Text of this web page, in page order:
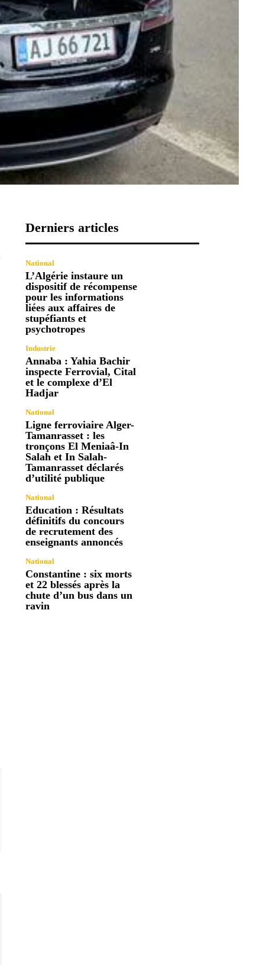
Derniers articles
National
L’Algérie instaure un
dispositif de récompense
pour les informations
liées aux affaires de
stupéfiants et
psychotropes
Industrie
Annaba : Yahia Bachir
inspecte Ferrovial, Cital
et le complexe d’El
Hadjar
National
Ligne ferroviaire Alger-
Tamanrasset : les
tronçons El Meniaâ-In
Salah et In Salah-
Tamanrasset déclarés
d’utilité publique
National
Education : Résultats
définitifs du concours
de recrutement des
enseignants annoncés
National
Constantine : six morts
et 22 blessés après la
chute d’un bus dans un
ravin